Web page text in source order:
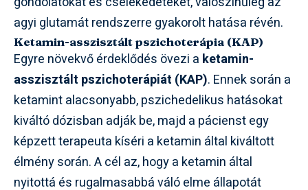
agyi glutamát rendszerre gyakorolt hatása révén.
Ketamin-asszisztált pszichoterápia (KAP)
Egyre növekvő érdeklődés övezi a ketamin-
asszisztált pszichoterápiát (KAP). Ennek során a
ketamint alacsonyabb, pszichedelikus hatásokat
kiváltó dózisban adják be, majd a pácienst egy
képzett terapeuta kíséri a ketamin által kiváltott
élmény során. A cél az, hogy a ketamin által
nyitottá és rugalmasabbá váló elme állapotát